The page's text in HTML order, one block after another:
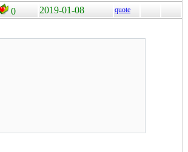
0 2019-01-08 quote